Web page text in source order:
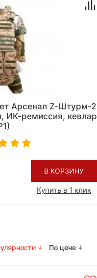
Арсенал Z-Штурм-2
ИК-ремиссия, кевлар
В КОРЗИНУ
Купить в 1 клик
По цене